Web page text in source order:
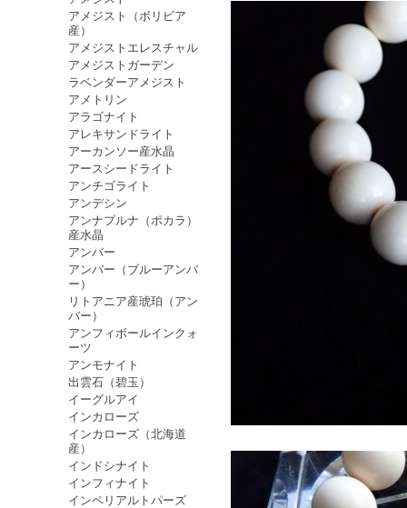
アメジスト（ボリビア
産）
アメジストエレスチャル
アメジストガーデン
ラベンダーアメジスト
アメトリン
アラゴナイト
アレキサンドライト
アーカンソー産水晶
アースシードライト
アンチゴライト
アンデシン
アンナプルナ（ポカラ）
産水晶
アンバー
アンバー（ブルーアンバ
ー）
リトアニア産琥珀（アン
バー）
アンフィボールインクォ
ーツ
アンモナイト
出雲石（碧玉）
イーグルアイ
インカローズ
インカローズ（北海道
産）
インドシナイト
インフィナイト
インペリアルトパーズ